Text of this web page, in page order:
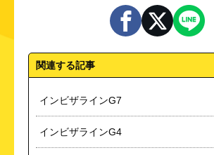
関連する記事
インビザラインG7
インビザラインG4